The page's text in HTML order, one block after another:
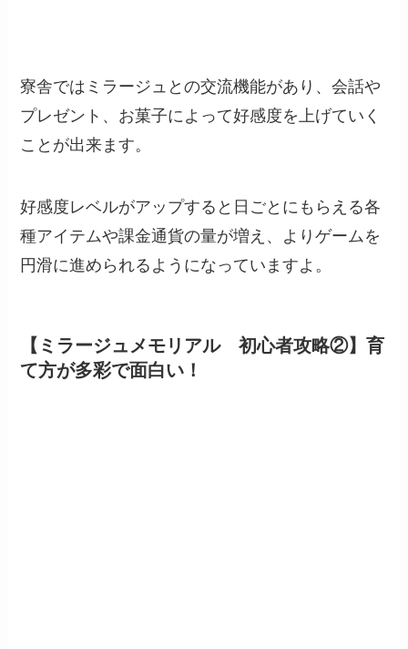
寮舎ではミラージュとの交流機能があり、会話や
プレゼント、お菓子によって好感度を上げていく
ことが出来ます。
好感度レベルがアップすると日ごとにもらえる各
種アイテムや課金通貨の量が増え、よりゲームを
円滑に進められるようになっていますよ。
【ミラージュメモリアル 初心者攻略②】育
て方が多彩で面白い！